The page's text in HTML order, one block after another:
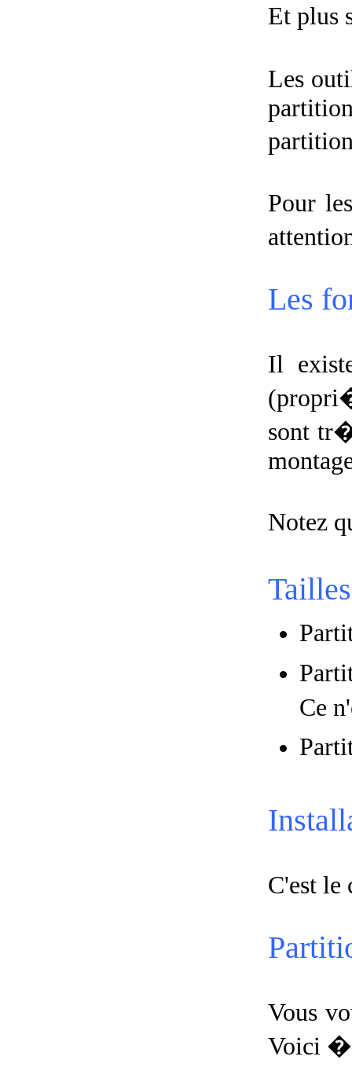
Et
Les
Pour
Les
Il
sont
Notez
Ce
C'est le
Vous
Voici �